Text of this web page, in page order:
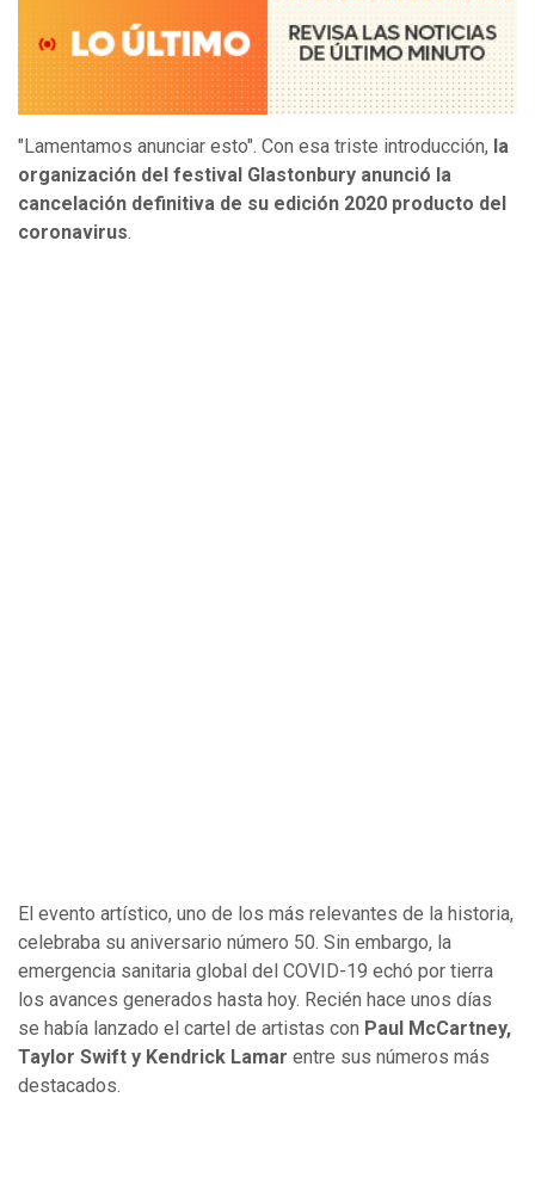
"Lamentamos anunciar esto". Con esa triste introducción, la
organización del festival Glastonbury anunció la
cancelación definitiva de su edición 2020 producto del
coronavirus.
El evento artístico, uno de los más relevantes de la historia,
celebraba su aniversario número 50. Sin embargo, la
emergencia sanitaria global del COVID-19 echó por tierra
los avances generados hasta hoy. Recién hace unos días
se había lanzado el cartel de artistas con Paul McCartney,
Taylor Swift y Kendrick Lamar entre sus números más
destacados.